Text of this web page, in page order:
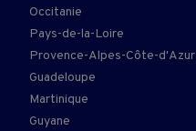
Occitanie
Pays-de-la-Loire
Provence-Alpes-Côte-d'Azur
Guadeloupe
Martinique
Guyane